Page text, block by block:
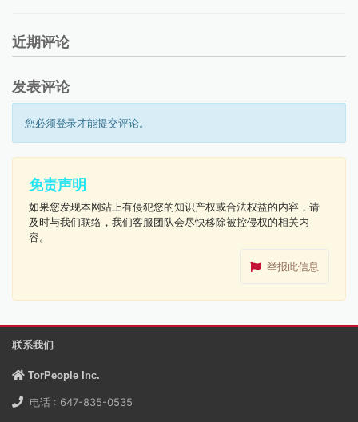
近期评论
发表评论
您必须登录才能提交评论。
免责声明
如果您发现本网站上有侵犯您的知识产权或合法权益的内容，请
及时与我们联络，我们客服团队会尽快移除被控侵权的相关内
容。
举报此信息
联系我们
TorPeople Inc.
电话 : 647-835-0535